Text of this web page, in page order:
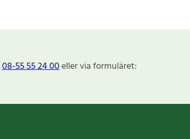
08-55 55 24 00eller via formuläret: